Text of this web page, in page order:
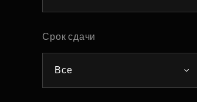
Рефинансирование
Срок сдачи
Все